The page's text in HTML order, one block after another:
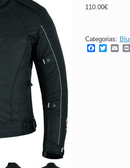
110.00€
Categorias:
F
T
E